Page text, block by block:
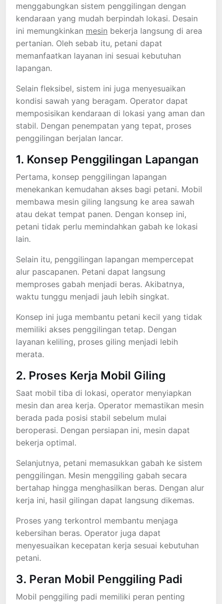
menggabungkan sistem penggilingan dengan
kendaraan yang mudah berpindah lokasi. Desain
ini memungkinkan mesin bekerja langsung di area
pertanian. Oleh sebab itu, petani dapat
memanfaatkan layanan ini sesuai kebutuhan
lapangan.
Selain fleksibel, sistem ini juga menyesuaikan
kondisi sawah yang beragam. Operator dapat
memposisikan kendaraan di lokasi yang aman dan
stabil. Dengan penempatan yang tepat, proses
penggilingan berjalan lancar.
1. Konsep Penggilingan Lapangan
Pertama, konsep penggilingan lapangan
menekankan kemudahan akses bagi petani. Mobil
membawa mesin giling langsung ke area sawah
atau dekat tempat panen. Dengan konsep ini,
petani tidak perlu memindahkan gabah ke lokasi
lain.
Selain itu, penggilingan lapangan mempercepat
alur pascapanen. Petani dapat langsung
memproses gabah menjadi beras. Akibatnya,
waktu tunggu menjadi jauh lebih singkat.
Konsep ini juga membantu petani kecil yang tidak
memiliki akses penggilingan tetap. Dengan
layanan keliling, proses giling menjadi lebih
merata.
2. Proses Kerja Mobil Giling
Saat mobil tiba di lokasi, operator menyiapkan
mesin dan area kerja. Operator memastikan mesin
berada pada posisi stabil sebelum mulai
beroperasi. Dengan persiapan ini, mesin dapat
bekerja optimal.
Selanjutnya, petani memasukkan gabah ke sistem
penggilingan. Mesin menggiling gabah secara
bertahap hingga menghasilkan beras. Dengan alur
kerja ini, hasil gilingan dapat langsung dikemas.
Proses yang terkontrol membantu menjaga
kebersihan beras. Operator juga dapat
menyesuaikan kecepatan kerja sesuai kebutuhan
petani.
3. Peran Mobil Penggiling Padi
Mobil penggiling padi memiliki peran penting